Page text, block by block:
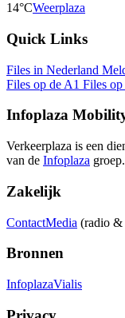
14°CWeerplaza
Quick Links
Files in Nederland
Files op de A1 Files
Infoplaza
Verkeerplaza is een
van de Infoplaza groep.
Zakelijk
ContactMedia (radio &
Bronnen
InfoplazaVialis